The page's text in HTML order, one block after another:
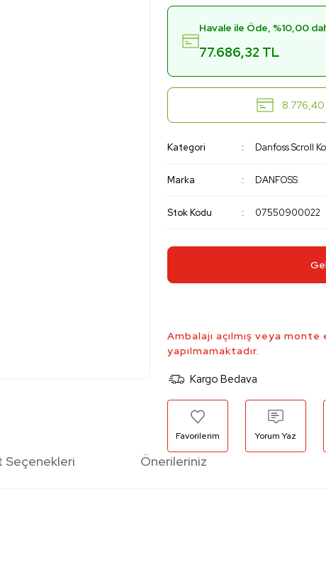
Havale ile Öde, %10,00
77.686,32 TL
8.776,40
Kategori Danfoss Scroll
Marka DANFOSS
Stok Kodu 07550900022
Ambalajı açılmış veya
yapılmamaktadır.
Kargo Bedava
Yorum Yaz
Seçenekleri Önerileriniz